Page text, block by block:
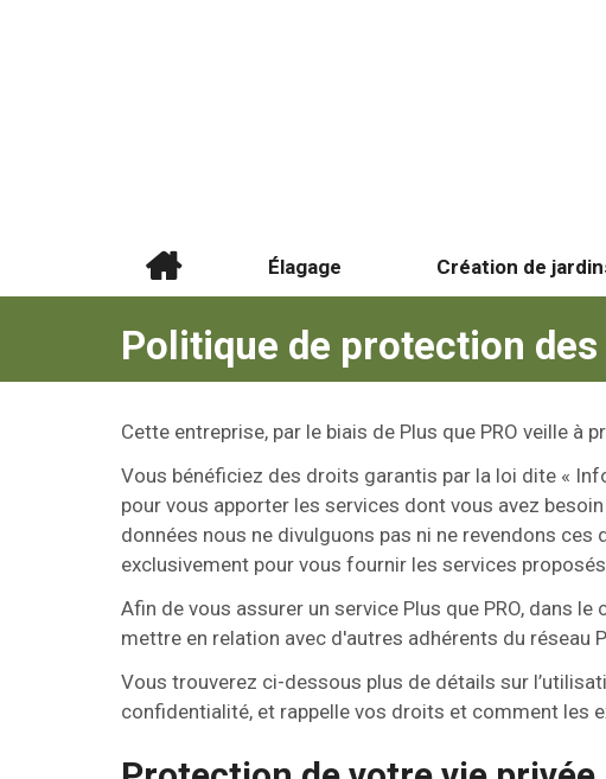
Élagage Création de
Politique de protection des
Cette entreprise, par le biais de Plus que PRO veille à
Vous bénéficiez des droits garantis par la loi dite «
pour vous apporter les services dont vous avez
données nous ne divulguons pas ni ne revendons
exclusivement pour vous fournir les services proposés
Afin de vous assurer un service Plus que PRO, dans
mettre en relation avec d'autres adhérents du réseau
Vous trouverez ci-dessous plus de détails sur
confidentialité, et rappelle vos droits et comment les